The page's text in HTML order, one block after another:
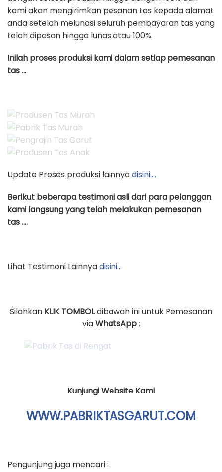
kami akan mengirimkan pesanan tas kepada alamat
anda setelah melunasi seluruh pembayaran tas yang
telah dipesan hingga lunas atau 100%.
Inilah proses produksi kami dalam setiap pemesanan
tas …
Update Proses produksi lainnyadisini….
Berikut beberapa testimoni asli dari para pelanggan
kami langsung yang telah melakukan pemesanan
tas ….
Lihat Testimoni Lainnyadisini…
Silahkan KLIK TOMBOLdibawah ini untuk Pemesanan
viaWhatsApp:
Kunjungi Website Kami
WWW.PABRIKTASGARUT.COM
Pengunjung juga mencari :